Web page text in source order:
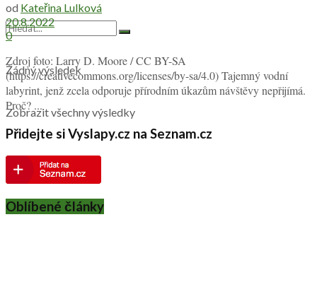
Žádný výsledek
Zobrazit všechny výsledky
od Kateřina Lulková
20.8.2022
0
Zdroj foto: Larry D. Moore / CC BY-SA
(https://creativecommons.org/licenses/by-sa/4.0) Tajemný vodní
labyrint, jenž zcela odporuje přírodním úkazům návštěvy nepřijímá.
Proč? ...
Přidejte si Vyslapy.cz na Seznam.cz
Oblíbené články